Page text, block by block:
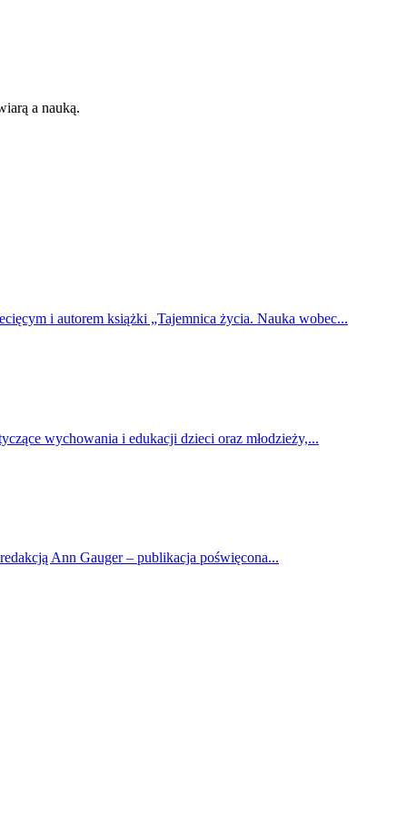
a nauką.
i autorem książki „Tajemnica życia. Nauka wobec...
wychowania i edukacji dzieci oraz młodzieży,...
Ann Gauger – publikacja poświęcona...